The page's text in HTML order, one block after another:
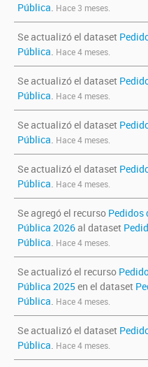
Pública. Hace 3 meses.
Se actualizó el dataset
Pública. Hace 4 meses.
Se actualizó el dataset
Pública. Hace 4 meses.
Se actualizó el dataset
Pública. Hace 4 meses.
Se actualizó el dataset
Pública. Hace 4 meses.
Se agregó el recurso Pedidos
Pública 2026al dataset
Pública. Hace 4 meses.
Se actualizó el recurso
Pública 2025 en el dataset
Pública. Hace 4 meses.
Se actualizó el dataset
Pública. Hace 4 meses.